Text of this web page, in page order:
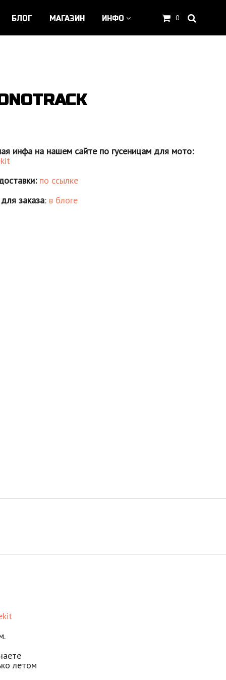
0
БЛОГ МАГАЗИН ИНФО
инфа на нашем сайте по гусеницам для мото:
по ссылке
заказа: в блоге
летом